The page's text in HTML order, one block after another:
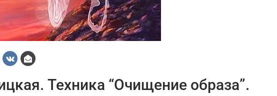
Техника “Очищение образа”.